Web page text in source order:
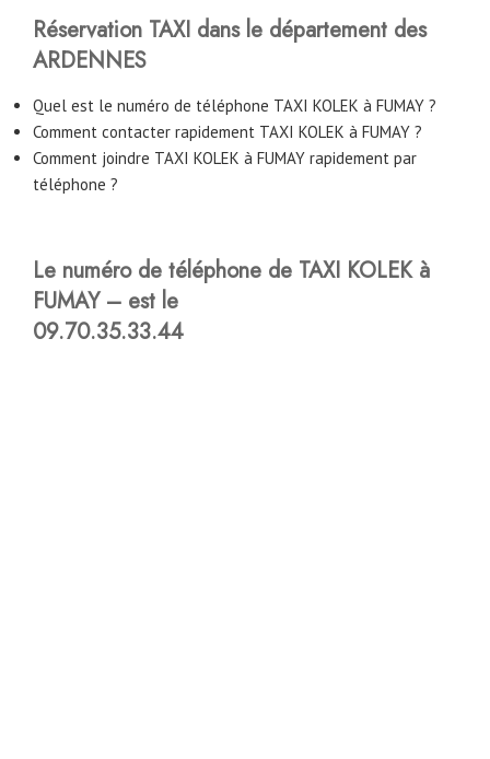
Réservation TAXI dans le département des
ARDENNES
Quel est le numéro de téléphone TAXI KOLEK à FUMAY ?
Comment contacter rapidement TAXI KOLEK à FUMAY ?
Comment joindre TAXI KOLEK à FUMAY rapidement par
téléphone ?
Le numéro de téléphone de TAXI KOLEK à
FUMAY – est le
09.70.35.33.44